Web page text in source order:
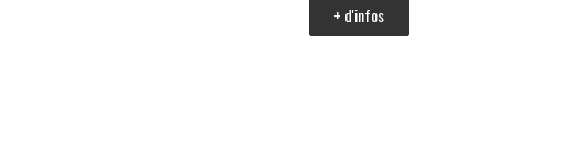
+ d'infos